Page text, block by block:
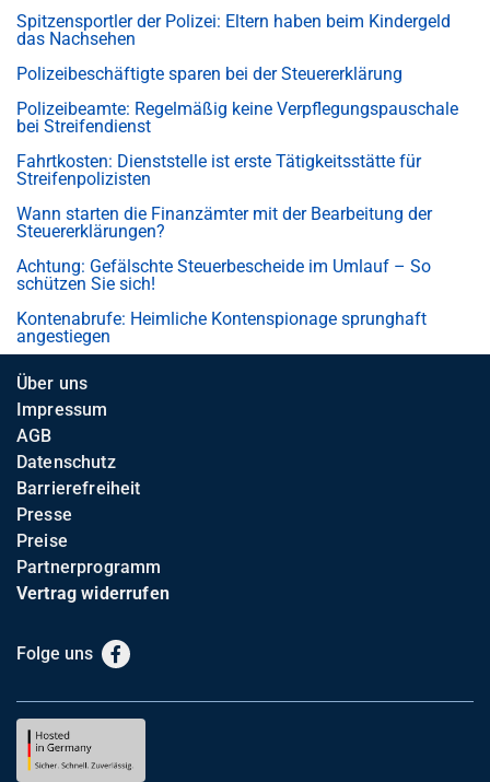
Spitzensportler der Polizei: Eltern haben beim Kindergeld
das Nachsehen
Polizeibeschäftigte sparen bei der Steuererklärung
Polizeibeamte: Regelmäßig keine Verpflegungspauschale
bei Streifendienst
Fahrtkosten: Dienststelle ist erste Tätigkeitsstätte für
Streifenpolizisten
Wann starten die Finanzämter mit der Bearbeitung der
Steuererklärungen?
Achtung: Gefälschte Steuerbescheide im Umlauf – So
schützen Sie sich!
Kontenabrufe: Heimliche Kontenspionage sprunghaft
angestiegen
Über uns
Impressum
AGB
Datenschutz
Barrierefreiheit
Presse
Preise
Partnerprogramm
Vertrag widerrufen
Folge uns Facebook